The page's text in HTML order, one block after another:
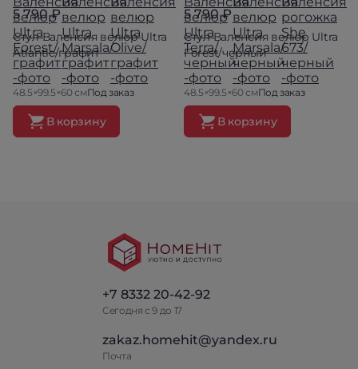
5 790 ₽
Стул Валенсия велюр Ultra
Atlantic/графит
48.5×99.5×60 смПод заказ
В корзину
5 790 ₽
Стул Валенсия велюр Ultra
Forest/черный
48.5×99.5×60 смПод заказ
В корзину
+7 8332 20-42-92
Сегодня с 9 до 17
zakaz.homehit@yandex.ru
Почта